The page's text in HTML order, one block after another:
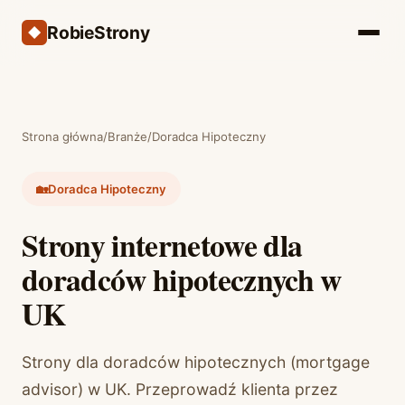
RobieStrony
Strona główna/Branże/Doradca Hipoteczny
🏡Doradca Hipoteczny
Strony internetowe dla
doradców hipotecznych w
UK
Strony dla doradców hipotecznych (mortgage
advisor) w UK. Przeprowadź klienta przez